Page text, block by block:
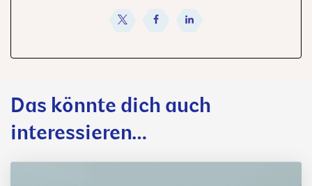
Das könnte dich auch
interessieren…